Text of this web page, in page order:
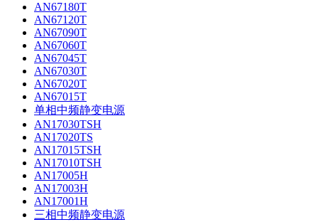
AN67180T
AN67120T
AN67090T
AN67060T
AN67045T
AN67030T
AN67020T
AN67015T
单相中频静变电源
AN17030TSH
AN17020TS
AN17015TSH
AN17010TSH
AN17005H
AN17003H
AN17001H
三相中频静变电源